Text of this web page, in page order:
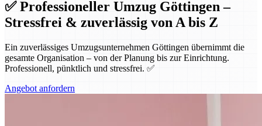
✅ Professioneller Umzug Göttingen –
Stressfrei & zuverlässig von A bis Z
Ein zuverlässiges Umzugsunternehmen Göttingen übernimmt die
gesamte Organisation – von der Planung bis zur Einrichtung.
Professionell, pünktlich und stressfrei. ✅
Angebot anfordern